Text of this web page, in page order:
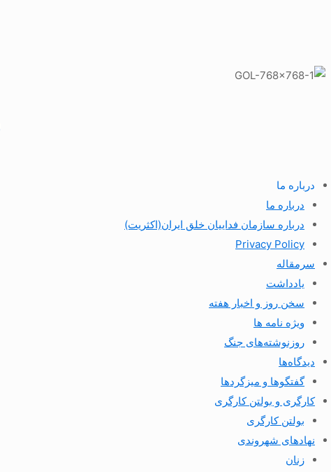
درباره ما
درباره ما
درباره سازمان فداییان خلق ایران(اکثریت)
Privacy Policy
سرمقاله
یادداشت
سخن روز و اخبار هفته
ویژه نامه ها
روزنوشته‌های جنگ
دیدگاه‌ها
گفتگوها و میزگردها
کارگری و بولتن کارگری
بولتن کارگری
نهادهای شهروندی
زنان